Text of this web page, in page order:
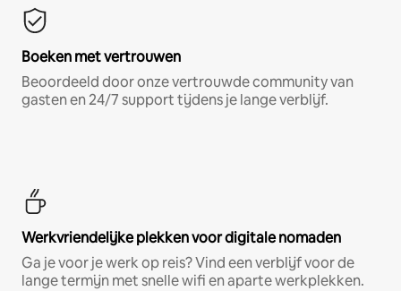
Boeken met vertrouwen
Beoordeeld door onze vertrouwde community van
gasten en 24/7 support tijdens je lange verblijf.
Werkvriendelijke plekken voor digitale nomaden
Ga je voor je werk op reis? Vind een verblijf voor de
lange termijn met snelle wifi en aparte werkplekken.